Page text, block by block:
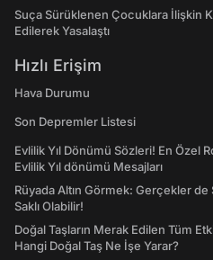
Suça Sürüklenen Çocuklara İlişkin
Edilerek Yasalaştı
Hızlı Erişim
Hava Durumu
Son Depremler Listesi
Evlilik Yıl Dönümü Sözleri! En Özel
Evlilik Yıl dönümü Mesajları
Rüyada Altın Görmek: Gerçekler de
Saklı Olabilir!
Doğal Taşların Merak Edilen Tüm
Hangi Doğal Taş Ne İşe Yarar?